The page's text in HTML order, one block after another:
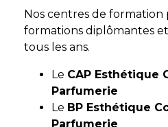
Nos centres de formation
formations diplômantes
tous les ans.
Le CAP Esthétique
Parfumerie
Le BP Esthétique
Parfumerie